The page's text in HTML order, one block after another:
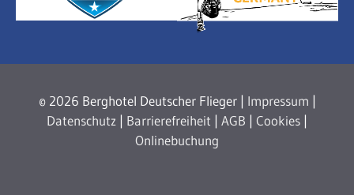
© 2026 Berghotel Deutscher Flieger | Impressum |
Datenschutz | Barrierefreiheit | AGB | Cookies |
Onlinebuchung